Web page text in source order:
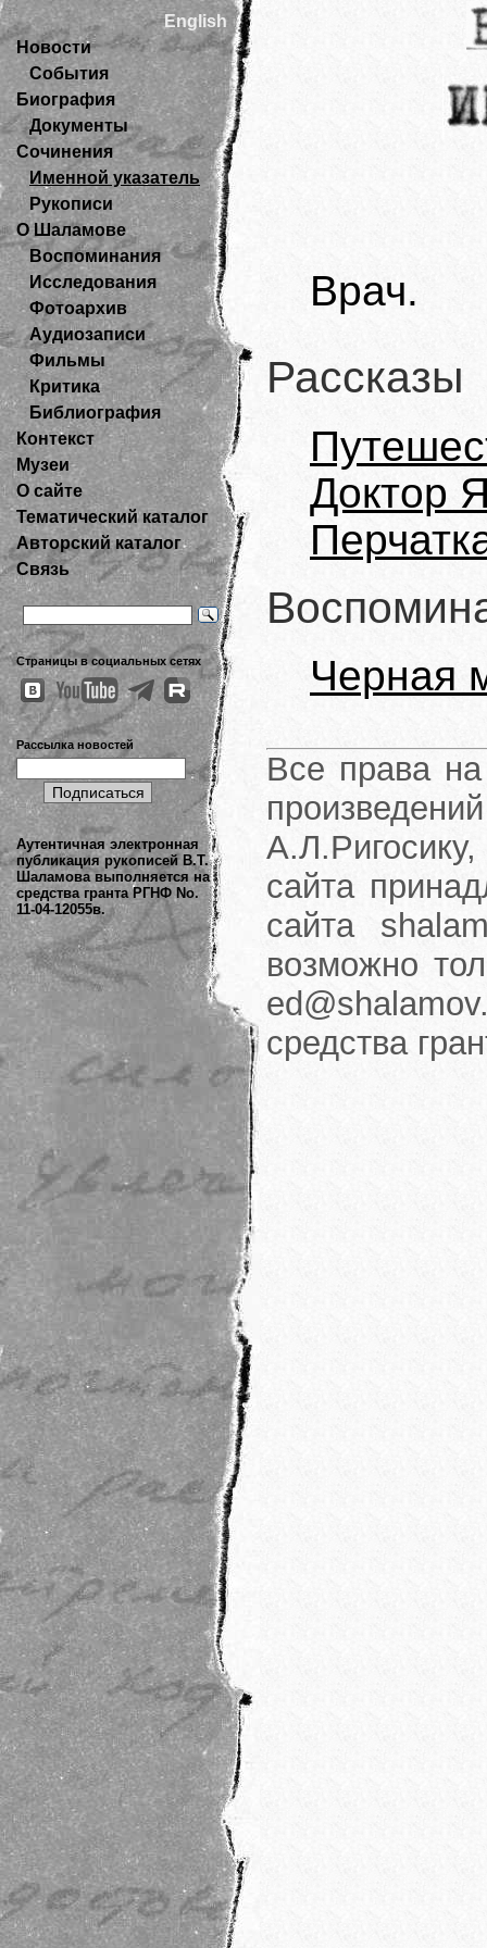
English
Новости
События
Биография
Документы
Сочинения
Именной указатель
Рукописи
О Шаламове
Воспоминания
Исследования
Фотоархив
Аудиозаписи
Фильмы
Критика
Библиография
Контекст
Музеи
О сайте
Тематический каталог
Авторский каталог
Связь
Страницы в социальных сетях
Рассылка новостей
Аутентичная электронная
публикация рукописей В.Т.
Шаламова выполняется на
средства гранта РГНФ No.
11-04-12055в.
Врач.
Рассказы
Доктор
Черная
Все права на
сайта
сайта
возможно
средства